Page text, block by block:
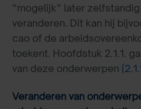
“mogelijk” later
veranderen. Dit kan hij
cao of de
toekent. Hoofdstuk 2.1.1.
van deze onderwerpen
Veranderen van